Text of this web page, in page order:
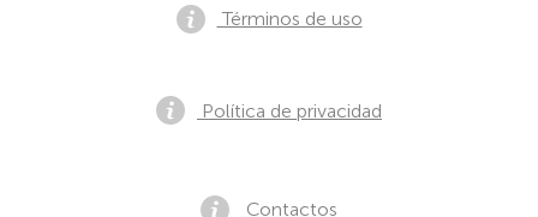
Términos de uso
Política de privacidad
Contactos